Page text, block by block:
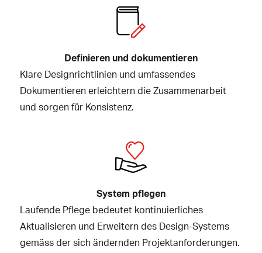
Definieren und dokumentieren
Klare Designrichtlinien und umfassendes
Dokumentieren erleichtern die Zusammenarbeit
und sorgen für Konsistenz.
System pflegen
Laufende Pflege bedeutet kontinuierliches
Aktualisieren und Erweitern des Design-Systems
gemäss der sich ändernden Projektanforderungen.